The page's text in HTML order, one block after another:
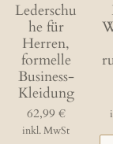
Lederschu
he für
Herren,
formelle
Business-
Kleidung
62,99 €
inkl. MwSt